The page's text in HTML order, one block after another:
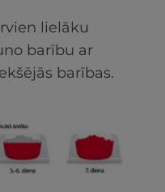
lielāku
barību ar
barības.